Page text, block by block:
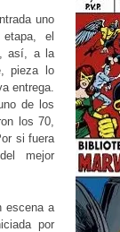
uno
el
así, a la
pieza lo
entrega.
de los
los 70,
si fuera
mejor
escena a
por